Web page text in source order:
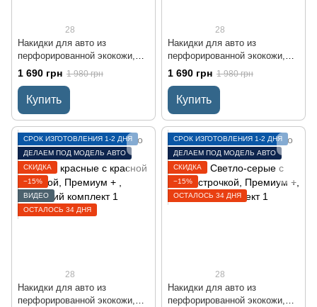
28
Накидки для авто из
перфорированной экокожи,
Черный с красной строчкой,
Премиум + , Передний
комплект
1 690 грн 1 980 грн
Купить
28
Накидки для авто из
перфорированной экокожи,
Бежевый, Премиум +,
Передний комплект
1 690 грн 1 980 грн
Купить
СРОК ИЗГОТОВЛЕНИЯ 1-2 ДНЯ
ДЕЛАЕМ ПОД МОДЕЛЬ АВТО
СКИДКА
−15%
ВИДЕО
ОСТАЛОСЬ 34 ДНЯ
28
Накидки для авто из
перфорированной экокожи,
СРОК ИЗГОТОВЛЕНИЯ 1-2 ДНЯ
ДЕЛАЕМ ПОД МОДЕЛЬ АВТО
СКИДКА
−15%
ОСТАЛОСЬ 34 ДНЯ
28
Накидки для авто из
перфорированной экокожи,